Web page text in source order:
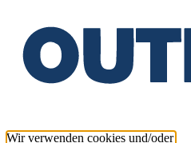
Wir verwenden cookies und/oder